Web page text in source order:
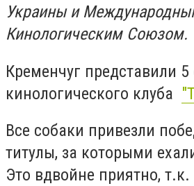
Украины и
Кинологическим Союзом.
Кременчуг представили 5
кинологического клуба
Все собаки привезли
титулы, за которыми
Это вдвойне приятно,